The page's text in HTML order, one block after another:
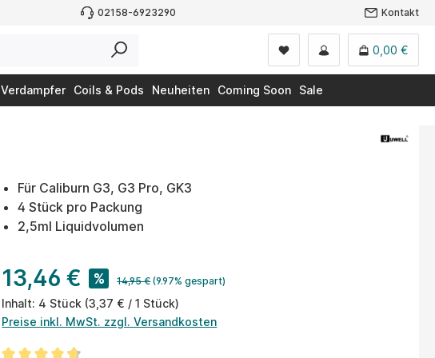
02158-6923290 Kontakt
0,00 €
Verdampfer Coils & Pods Neuheiten Coming Soon
Sale
Für Caliburn G3, G3 Pro, GK3
4 Stück pro Packung
2,5ml Liquidvolumen
13,46 € % 14,95 € (9.97% gespart)
Inhalt: 4 Stück (3,37 € / 1 Stück)
Preise inkl. MwSt. zzgl. Versandkosten